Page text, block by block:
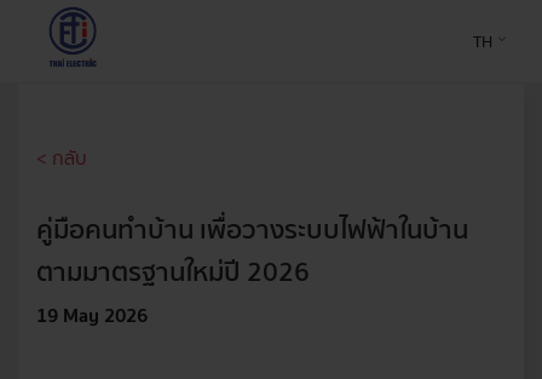
TH
< กลับ
คู่มือคนทำบ้าน เพื่อวางระบบไฟฟ้าในบ้าน
ตามมาตรฐานใหม่ปี 2026
19 May 2026